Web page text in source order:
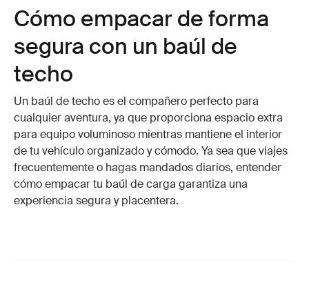
Cómo empacar de forma
segura con un baúl de
techo
Un baúl de techo es el compañero perfecto para
cualquier aventura, ya que proporciona espacio extra
para equipo voluminoso mientras mantiene el interior
de tu vehículo organizado y cómodo. Ya sea que viajes
frecuentemente o hagas mandados diarios, entender
cómo empacar tu baúl de carga garantiza una
experiencia segura y placentera.